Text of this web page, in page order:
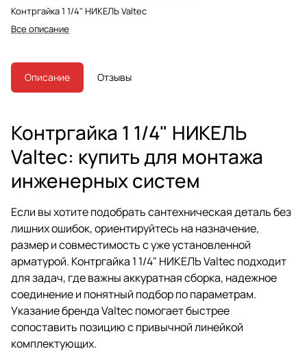
Контргайка 1 1/4" НИКЕЛЬ Valtec
Все описание
Описание Отзывы
Контргайка 1 1/4" НИКЕЛЬ
Valtec: купить для монтажа
инженерных систем
Если вы хотите подобрать сантехническая деталь без
лишних ошибок, ориентируйтесь на назначение,
размер и совместимость с уже установленной
арматурой. Контргайка 1 1/4" НИКЕЛЬ Valtec подходит
для задач, где важны аккуратная сборка, надежное
соединение и понятный подбор по параметрам.
Указание бренда Valtec помогает быстрее
сопоставить позицию с привычной линейкой
комплектующих.